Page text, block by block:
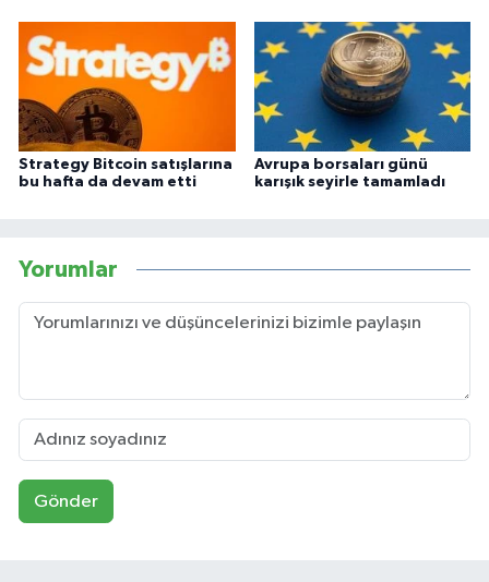
Strategy Bitcoin satışlarına
bu hafta da devam etti
Avrupa borsaları günü
karışık seyirle tamamladı
Yorumlar
Gönder